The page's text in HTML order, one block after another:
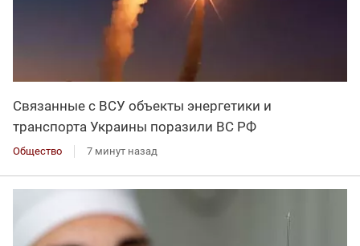
Связанные с ВСУ объекты энергетики и
транспорта Украины поразили ВС РФ
Общество 7 минут назад